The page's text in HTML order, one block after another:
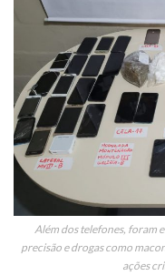
Além dos telefones, foram
precisão e drogas como
ações